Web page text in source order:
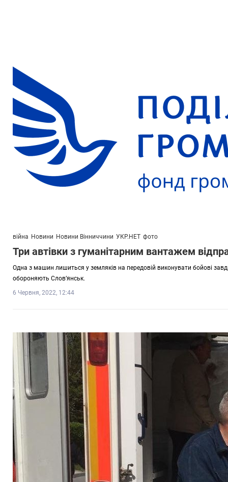
війна Новини Новини Вінниччини УКР.НЕТ фото
Три автівки з гуманітарним вантажем
Одна з машин лишиться у земляків на передовій виконувати бойові
обороняють Слов’янськ.
6 Червня, 2022, 12:44